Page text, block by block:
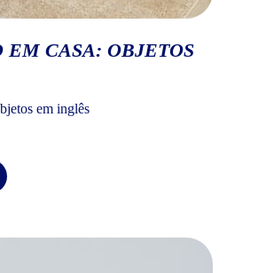
EM CASA: OBJETOS
em inglês